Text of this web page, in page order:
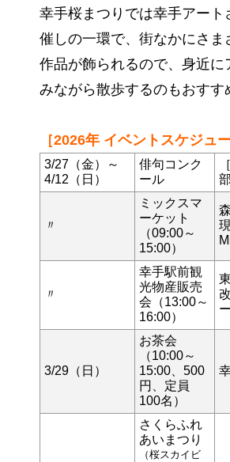
幸手桜まつりでは幸手アート
催しの一環で、街なかにさま
作品が飾られるので、身近に
みながら散歩するのもおすす
［2026年 イベントスケジュ
3/27（金）～
4/12（日）
俳句コンク
ール
〃
ミックスマ
ーケット
（09:00～
15:00）
〃
幸手駅前観
光物産販売
会（13:00～
16:00）
3/29（日）
お茶会
（10:00～
15:00、500
円、定員
100名）
さくらふれ
あいまつり
（桜スカイビ